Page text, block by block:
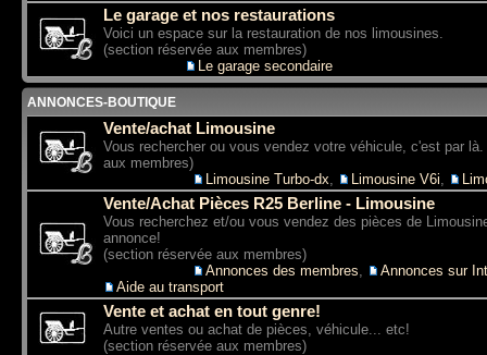
Le garage et nos restaurations
Voici un espace sur la restauration de nos limousines.
(section réservée aux membres)
Le garage secondaire
ANNONCES-BOUTIQUE
Vente/achat Limousine
Vous rechercher ou vous vendez votre véhicule, c'est par
aux membres)
Limousine Turbo-dx, Limousine V6i,
Vente/Achat Pièces R25 Berline - Limousine
Vous recherchez et/ou vous vendez des pièces de
annonce!
(section réservée aux membres)
Annonces des membres,
Annonces sur
Aide au transport
Vente et achat en tout genre!
Autre ventes ou achat de pièces, véhicule... etc!
(section réservée aux membres)